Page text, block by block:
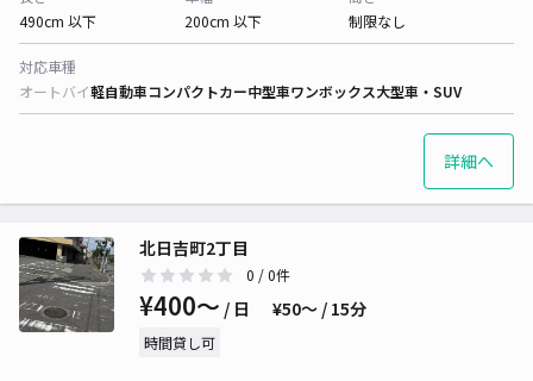
490cm 以下
200cm 以下
制限なし
対応車種
オートバイ軽自動車コンパクトカー中型車ワンボックス大型車・SUV
詳細へ
北日吉町2丁目
0 / 0件
¥400〜 / 日 ¥50〜 / 15分
時間貸し可